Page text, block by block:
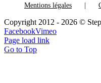
Mentions légales
Copyright 2012 - 2026 ©
FacebookVimeo
Page load link
Go to Top